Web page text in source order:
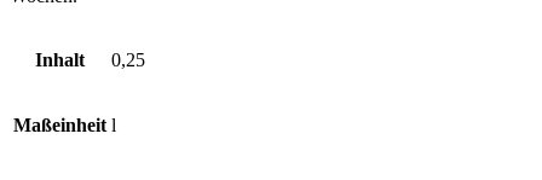
Inhalt 0,25
Maßeinheit l